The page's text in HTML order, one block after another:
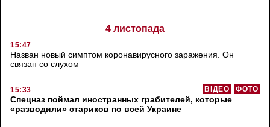
4 листопада
15:47
Назван новый симптом коронавирусного заражения. Он
связан со слухом
15:33 ФОТО
ВІДЕО
Спецназ поймал иностранных грабителей, которые
«разводили» стариков по всей Украине